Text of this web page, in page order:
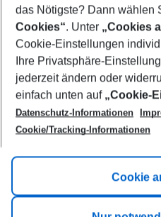
Footer
Footer navigation
Title A
Link A
das Nötigste? Dann wählen
Cookies“. Unter „Cookies
Cookie-Einstellungen
Ihre Privatsphäre-
jederzeit ändern oder
einfach unten auf „Cookie-
Datenschutz-Informationen
Cookie/Tracking-Informationen
Cookie